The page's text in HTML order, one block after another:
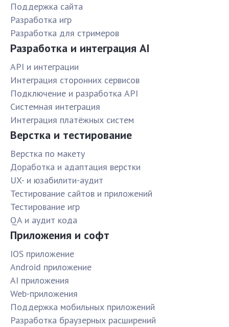
Поддержка сайта
Разработка игр
Разработка для стримеров
Разработка и интеграция AI
API и интеграции
Интеграция сторонних сервисов
Подключение и разработка API
Системная интеграция
Интеграция платёжных систем
Верстка и тестирование
Верстка по макету
Доработка и адаптация верстки
UX- и юзабилити-аудит
Тестирование сайтов и приложений
Тестирование игр
QA и аудит кода
Приложения и софт
IOS приложение
Android приложение
AI приложения
Web-приложения
Поддержка мобильных приложений
Разработка браузерных расширений